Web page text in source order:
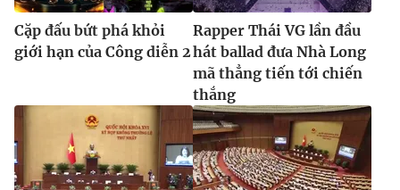
THỜI BÁO VTV
Theo dõi báo trên
Cơ quan chủ quản:Đài Truyền hình Việt Nam
Cặp đấu bứt phá khỏi
giới hạn của Công diễn 2
Rapper Thái VG lần đầu
hát ballad đưa Nhà Long
mã thẳng tiến tới chiến
thắng